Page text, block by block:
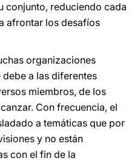
conjunto, reduciendo cada
afrontar los desafíos
organizaciones
a las diferentes
miembros, de los
Con frecuencia, el
a temáticas que por
y no están
con el fin de la